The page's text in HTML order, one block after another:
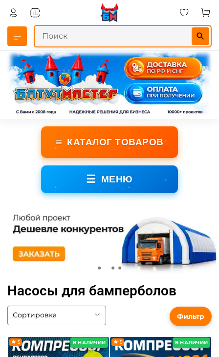
≡ КАТАЛОГ ТОВАРОВ
☰ МЕНЮ
Насосы для бамперболов
В НАЛИЧИИ
5 В НАЛИЧИИ
5
Фильтр